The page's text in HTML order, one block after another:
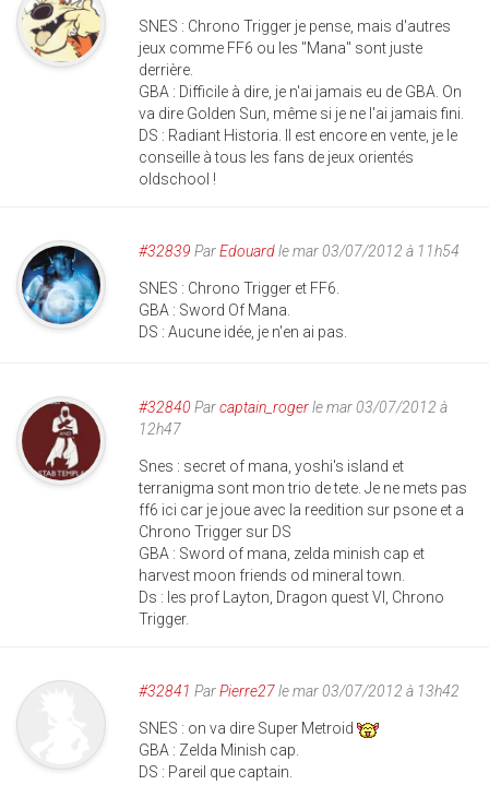
SNES : Chrono Trigger je pense, mais d'autres
jeux comme FF6 ou les "Mana" sont juste
derrière.
GBA : Difficile à dire, je n'ai jamais eu de GBA. On
va dire Golden Sun, même si je ne l'ai jamais fini.
DS : Radiant Historia. Il est encore en vente, je le
conseille à tous les fans de jeux orientés
oldschool !
#32839 ParEdouardle mar 03/07/2012 à 11h54
SNES : Chrono Trigger et FF6.
GBA : Sword Of Mana.
DS : Aucune idée, je n'en ai pas.
#32840 Parcaptain_rogerle mar 03/07/2012 à
12h47
Snes : secret of mana, yoshi's island et
terranigma sont mon trio de tete. Je ne mets pas
ff6 ici car je joue avec la reedition sur psone et a
Chrono Trigger sur DS
GBA : Sword of mana, zelda minish cap et
harvest moon friends od mineral town.
Ds : les prof Layton, Dragon quest VI, Chrono
Trigger.
#32841 ParPierre27le mar 03/07/2012 à 13h42
SNES : on va dire Super Metroid
GBA : Zelda Minish cap.
DS : Pareil que captain.